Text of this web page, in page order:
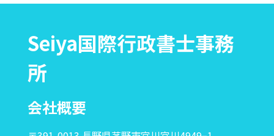
Seiya国際行政書士事務
所
会社概要